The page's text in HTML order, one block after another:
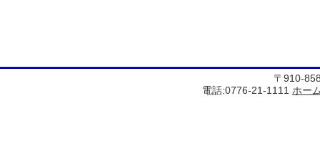
〒910-
電話:0776-21-1111 ホー